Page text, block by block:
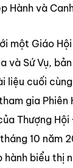
Hành và
một Giáo
và Sứ Vụ,
liệu cuối
gia Phiên
Thượng
10 năm
hành biểu thị